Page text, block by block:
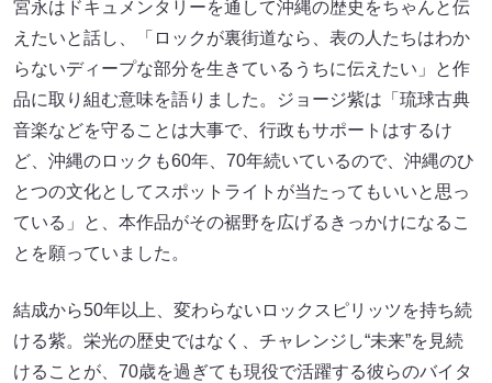
宮永はドキュメンタリーを通して沖縄の歴史をちゃんと伝
えたいと話し、「ロックが裏街道なら、表の人たちはわか
らないディープな部分を生きているうちに伝えたい」と作
品に取り組む意味を語りました。ジョージ紫は「琉球古典
音楽などを守ることは大事で、行政もサポートはするけ
ど、沖縄のロックも60年、70年続いているので、沖縄のひ
とつの文化としてスポットライトが当たってもいいと思っ
ている」と、本作品がその裾野を広げるきっかけになるこ
とを願っていました。
結成から50年以上、変わらないロックスピリッツを持ち続
ける紫。栄光の歴史ではなく、チャレンジし“未来”を見続
けることが、70歳を過ぎても現役で活躍する彼らのバイタ